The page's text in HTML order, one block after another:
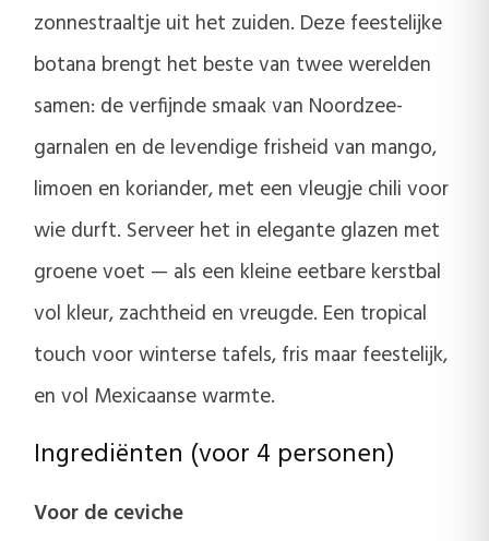
zonnestraaltje uit het zuiden. Deze feestelijke
botana brengt het beste van twee werelden
samen: de verfijnde smaak van Noordzee-
garnalen en de levendige frisheid van mango,
limoen en koriander, met een vleugje chili voor
wie durft. Serveer het in elegante glazen met
groene voet — als een kleine eetbare kerstbal
vol kleur, zachtheid en vreugde. Een tropical
touch voor winterse tafels, fris maar feestelijk,
en vol Mexicaanse warmte.
Ingrediënten (voor 4 personen)
Voor de ceviche